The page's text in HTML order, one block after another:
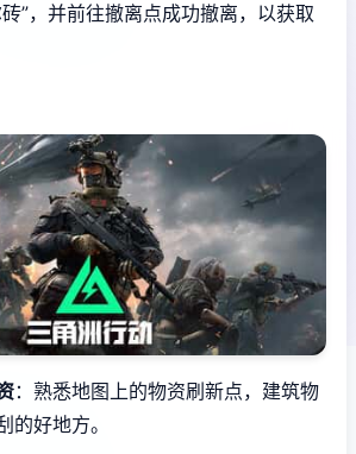
”，并前往撤离点成功撤离，以获取
：熟悉地图上的物资刷新点，建筑物
的好地方。